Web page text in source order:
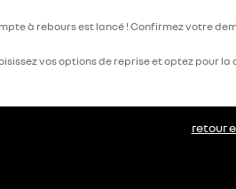
à rebours est lancé ! Confirmez votre
vos options de reprise et optez pour
retour